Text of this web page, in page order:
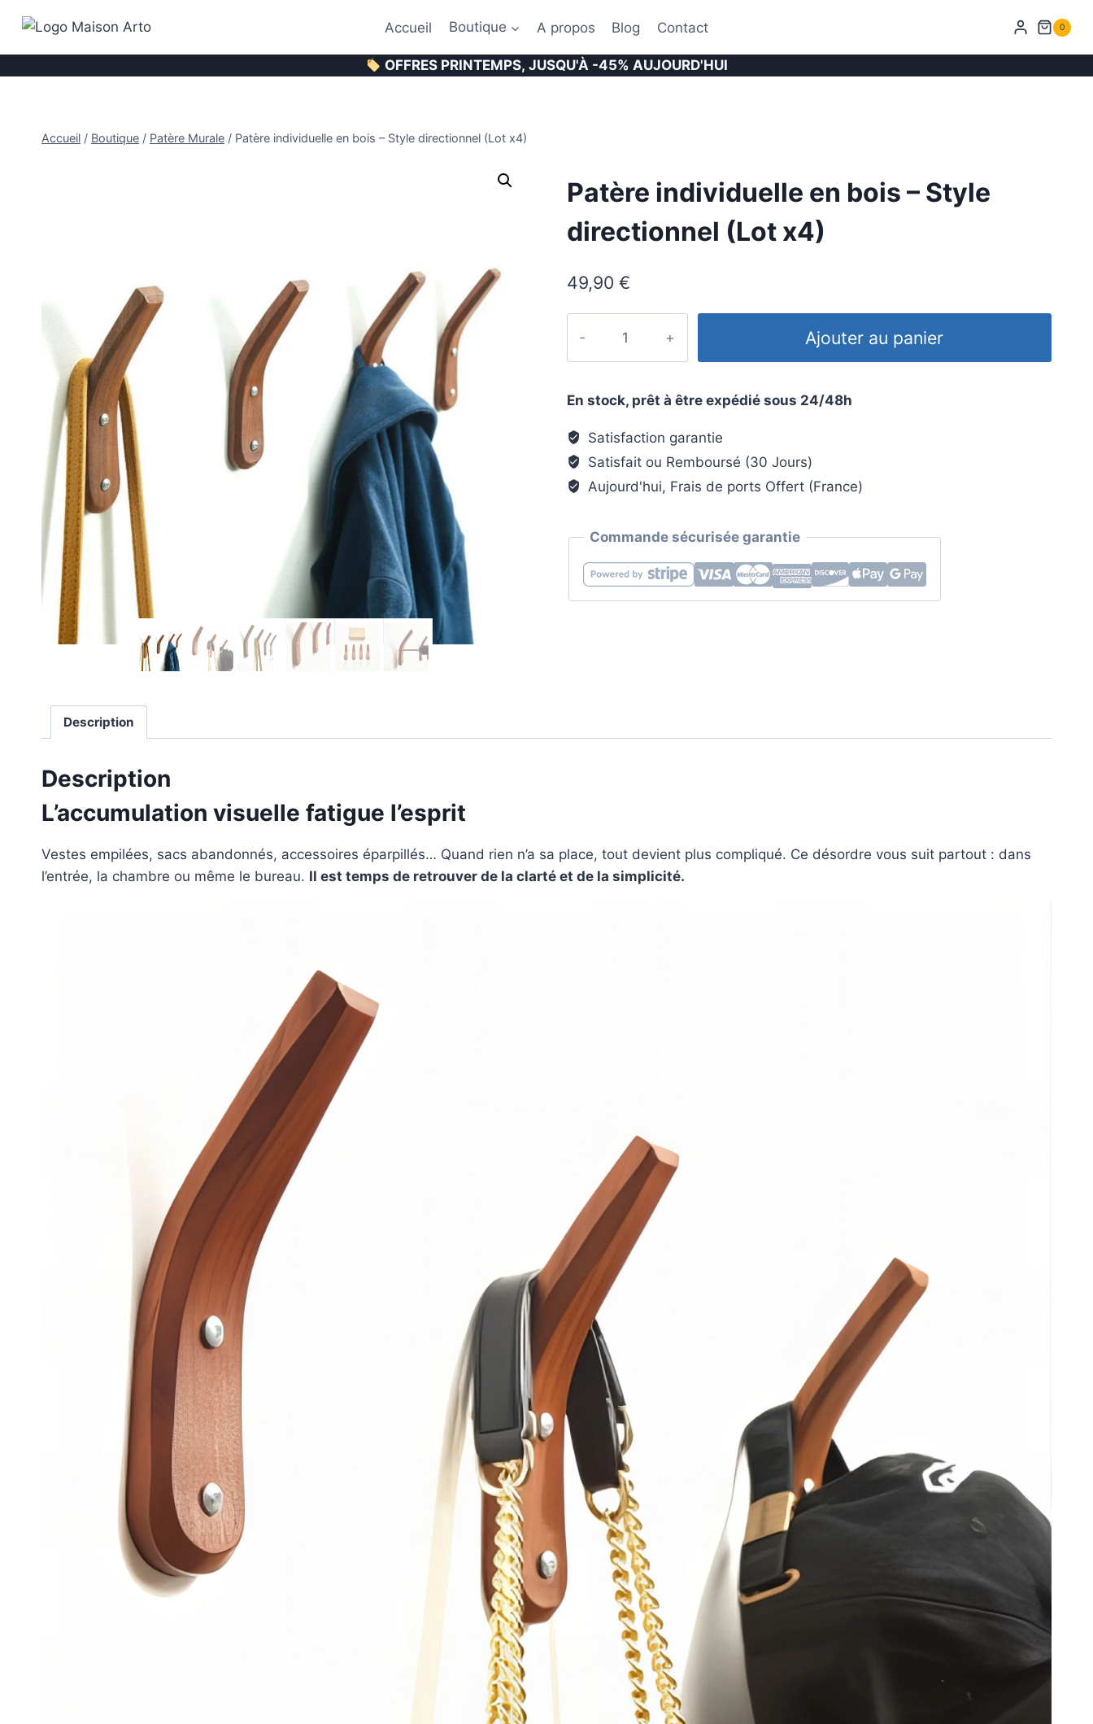
contenu
Accueil Boutique A propos Blog Contact 0
OFFRES PRINTEMPS, JUSQU'À -45% AUJOURD'HUI
Accueil / Boutique / Patère Murale / Patère individuelle en bois – Style directionnel (Lot x4)
Patère individuelle en bois – Style
directionnel (Lot x4)
49,90 €
bois
-
Style
directionnel
x4)
Ajouter au panier
En stock, prêt à être expédié sous 24/48h
Satisfaction garantie
Satisfait ou Remboursé (30 Jours)
Aujourd'hui, Frais de ports Offert (France)
Commande sécurisée garantie
Description
Description
L’accumulation visuelle fatigue l’esprit
Vestes empilées, sacs abandonnés, accessoires éparpillés… Quand rien n’a sa place, tout devient plus compliqué. Ce désordre vous suit partout : dans
l’entrée, la chambre ou même le bureau. Il est temps de retrouver de la clarté et de la simplicité.